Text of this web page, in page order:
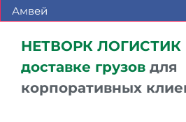
Амвей
НЕТВОРК ЛОГИСТИК
доставке грузов для
корпоративных